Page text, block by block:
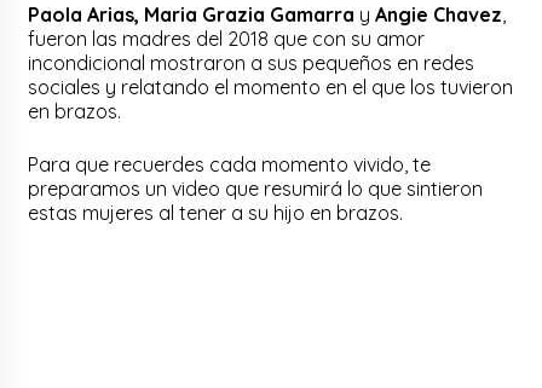
Paola Arias, Maria Grazia Gamarra yAngie Chavez
fueron las madres del 2018 que con su amor
incondicional mostraron a sus pequeños en redes
sociales y relatando el momento en el que los tuvieron
en brazos.
Para que recuerdes cada momento vivido, te
preparamos un video que resumirá lo que sintieron
estas mujeres al tener a su hijo en brazos.